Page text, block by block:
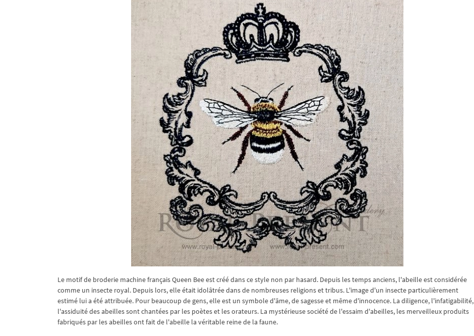
Le motif de broderie machine français Queen Bee est créé dans ce style non par hasard. Depuis les temps anciens, l'abeille est considérée
comme un insecte royal. Depuis lors, elle était idolâtrée dans de nombreuses religions et tribus. L'image d'un insecte particulièrement
estimé lui a été attribuée. Pour beaucoup de gens, elle est un symbole d'âme, de sagesse et même d'innocence. La diligence, l'infatigabilité,
l'assiduité des abeilles sont chantées par les poètes et les orateurs. La mystérieuse société de l'essaim d'abeilles, les merveilleux produits
fabriqués par les abeilles ont fait de l'abeille la véritable reine de la faune.